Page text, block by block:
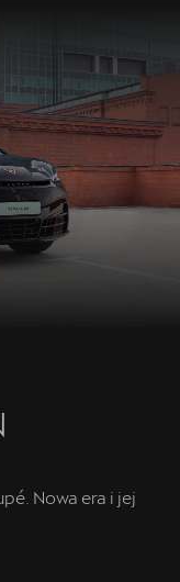
Nowa era i jej